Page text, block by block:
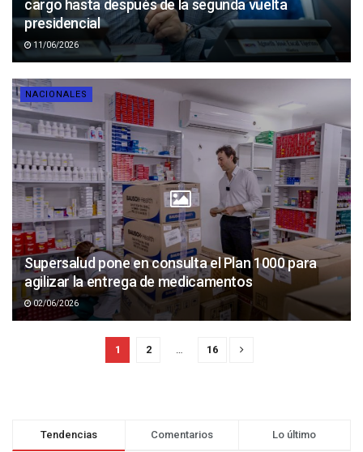
cargo hasta después de la segunda vuelta
presidencial
11/06/2026
NACIONALES
Supersalud pone en consulta el Plan 1000 para
agilizar la entrega de medicamentos
02/06/2026
1 2 … 16
Tendencias Comentarios Lo último